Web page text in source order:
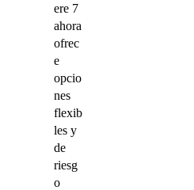
ere 7
ahora
ofrec
e
opcio
nes
flexib
les y
de
riesg
o